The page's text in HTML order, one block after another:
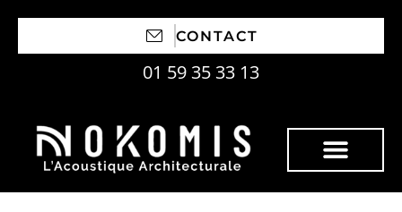
CONTACT
01 59 35 33 13